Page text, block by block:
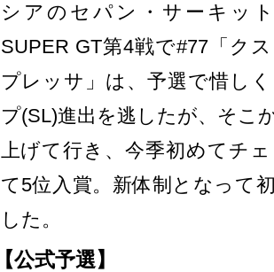
シアのセパン・サーキッ
SUPER GT第4戦で#77「ク
プレッサ」は、予選で惜し
プ(SL)進出を逃したが、そこ
上げて行き、今季初めてチ
て5位入賞。新体制となって
した。
【公式予選】